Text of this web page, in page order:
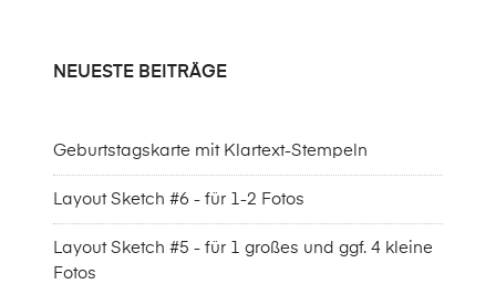
NEUESTE BEITRÄGE
Geburtstagskarte mit Klartext-Stempeln
Layout Sketch #6 - für 1-2 Fotos
Layout Sketch #5 - für 1 großes und ggf. 4 kleine
Fotos